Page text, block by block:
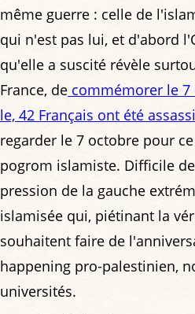
même guerre : celle de
qui n'est pas lui, et d'abord
qu'elle a suscité révèle
France, de commémorer le
le, 42 Français ont été
regarder le 7 octobre pour
pogrom islamiste. Difficile
pression de la gauche
islamisée qui, piétinant la
souhaitent faire de
happening pro-palestinien,
universités.